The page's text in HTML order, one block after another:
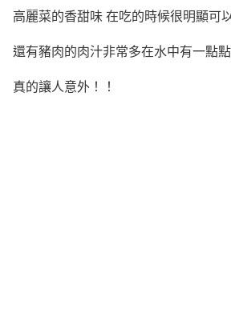
高麗菜的香甜味 在吃的時候很明顯可
還有豬肉的肉汁非常多在水中有一點點
真的讓人意外！！